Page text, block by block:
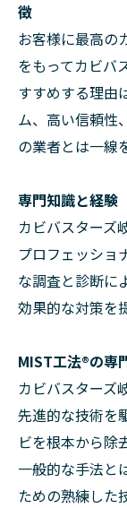
徴
お客様に最高の
をもってカビバ
すすめする理由
ム、高い信頼性
の業者とは一線
専門知識と経験
カビバスターズ
プロフェッショ
な調査と診断に
効果的な対策を
MIST工法®の専
カビバスターズ
先進的な技術を
ビを根本から除
一般的な手法と
ための熟練した